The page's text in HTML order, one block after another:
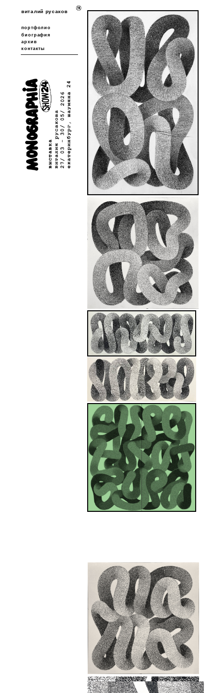
контакты
архив
биография
виталий русаков
портфолио